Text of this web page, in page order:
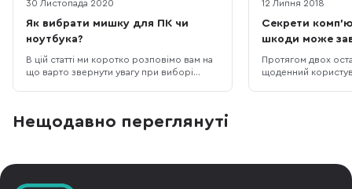
30 Листопада 2020
Як вибрати мишку для ПК чи
ноутбука?
В цій статті ми коротко розповімо вам на
що варто звернути увагу при виборі
потрібно для того, щоб для себе краще
12 Липня 2018
Секрети
шкоди може
аксесуар?
Протягом двох
щоденний
Нещодавно переглянуті